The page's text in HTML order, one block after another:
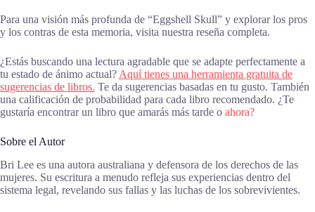
Para una visión más profunda de “Eggshell Skull” y explorar los pros
y los contras de esta memoria, visita nuestra reseña completa.
¿Estás buscando una lectura agradable que se adapte perfectamente a
tu estado de ánimo actual? Aquí tienes una herramienta gratuita de
sugerencias de libros. Te da sugerencias basadas en tu gusto. También
una calificación de probabilidad para cada libro recomendado. ¿Te
gustaría encontrar un libro que amarás más tarde o ahora?
Sobre el Autor
Bri Lee es una autora australiana y defensora de los derechos de las
mujeres. Su escritura a menudo refleja sus experiencias dentro del
sistema legal, revelando sus fallas y las luchas de los sobrevivientes.